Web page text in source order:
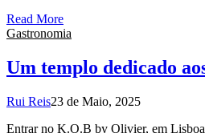
Read More
Gastronomia
Um templo dedicado
Rui Reis23 de Maio, 2025
Entrar no K.O.B by Olivier, em